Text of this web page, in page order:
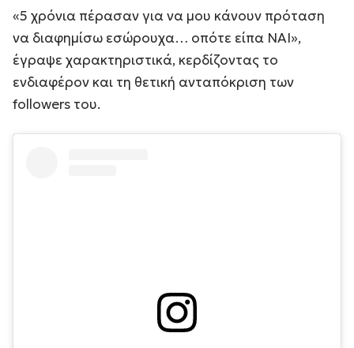
«5 χρόνια πέρασαν για να μου κάνουν πρόταση
να διαφημίσω εσώρουχα… οπότε είπα ΝΑΙ»,
έγραψε χαρακτηριστικά, κερδίζοντας το
ενδιαφέρον και τη θετική ανταπόκριση των
followers του.